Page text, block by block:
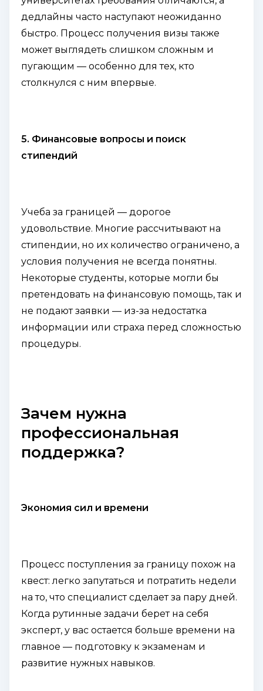
дедлайны часто наступают неожиданно
быстро. Процесс получения визы также
может выглядеть слишком сложным и
пугающим — особенно для тех, кто
столкнулся с ним впервые.
5. Финансовые вопросы и поиск
стипендий
Учеба за границей — дорогое
удовольствие. Многие рассчитывают на
стипендии, но их количество ограничено, а
условия получения не всегда понятны.
Некоторые студенты, которые могли бы
претендовать на финансовую помощь, так и
не подают заявки — из-за недостатка
информации или страха перед сложностью
процедуры.
Зачем нужна
профессиональная
поддержка?
Экономия сил и времени
Процесс поступления за границу похож на
квест: легко запутаться и потратить недели
на то, что специалист сделает за пару дней.
Когда рутинные задачи берет на себя
эксперт, у вас остается больше времени на
главное — подготовку к экзаменам и
развитие нужных навыков.